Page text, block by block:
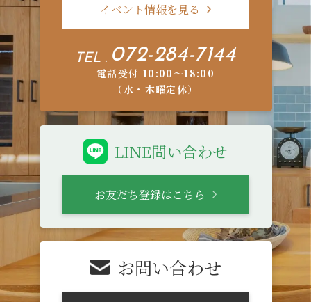
イベント情報を見る
TEL . 072-284-7144
電話受付 10:00〜18:00
（水・木曜定休）
LINE問い合わせ
お友だち登録はこちら
お問い合わせ